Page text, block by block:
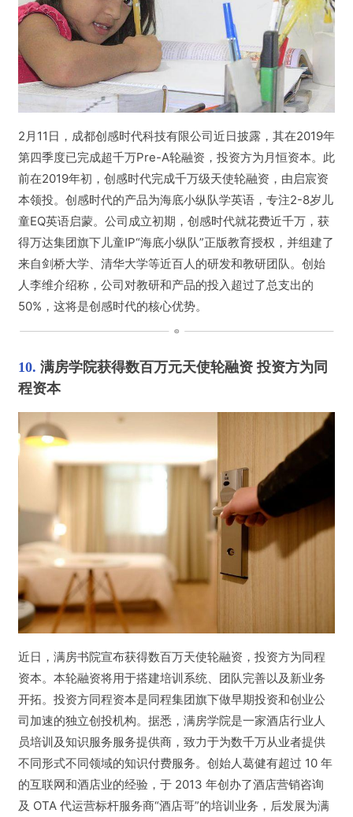
2月11日，成都创感时代科技有限公司近日披露，其在2019年
第四季度已完成超千万Pre-A轮融资，投资方为月恒资本。 此
前在2019年初，创感时代完成千万级天使轮融资，由启宸资
本领投。 创感时代的产品为海底小纵队学英语，专注2-8岁儿
童EQ英语启蒙。 公司成立初期，创感时代就花费近千万，获
得万达集团旗下儿童IP“海底小纵队”正版教育授权，并组建了
来自剑桥大学、清华大学等近百人的研发和教研团队。 创始
人李维介绍称，公司对教研和产品的投入超过了总支出的
50%，这将是创感时代的核心优势。
10. 满房学院获得数百万元天使轮融资 投资方为同
程资本
近日，满房书院宣布获得数百万天使轮融资，投资方为同程
资本。 本轮融资将用于搭建培训系统、团队完善以及新业务
开拓。 投资方同程资本是同程集团旗下做早期投资和创业公
司加速的独立创投机构。 据悉，满房学院是一家酒店行业人
员培训及知识服务服务提供商，致力于为数千万从业者提供
不同形式不同领域的知识付费服务。 创始人葛健有超过 10 年
的互联网和酒店业的经验，于 2013 年创办了酒店营销咨询
及 OTA 代运营标杆服务商“酒店哥”的培训业务，后发展为满